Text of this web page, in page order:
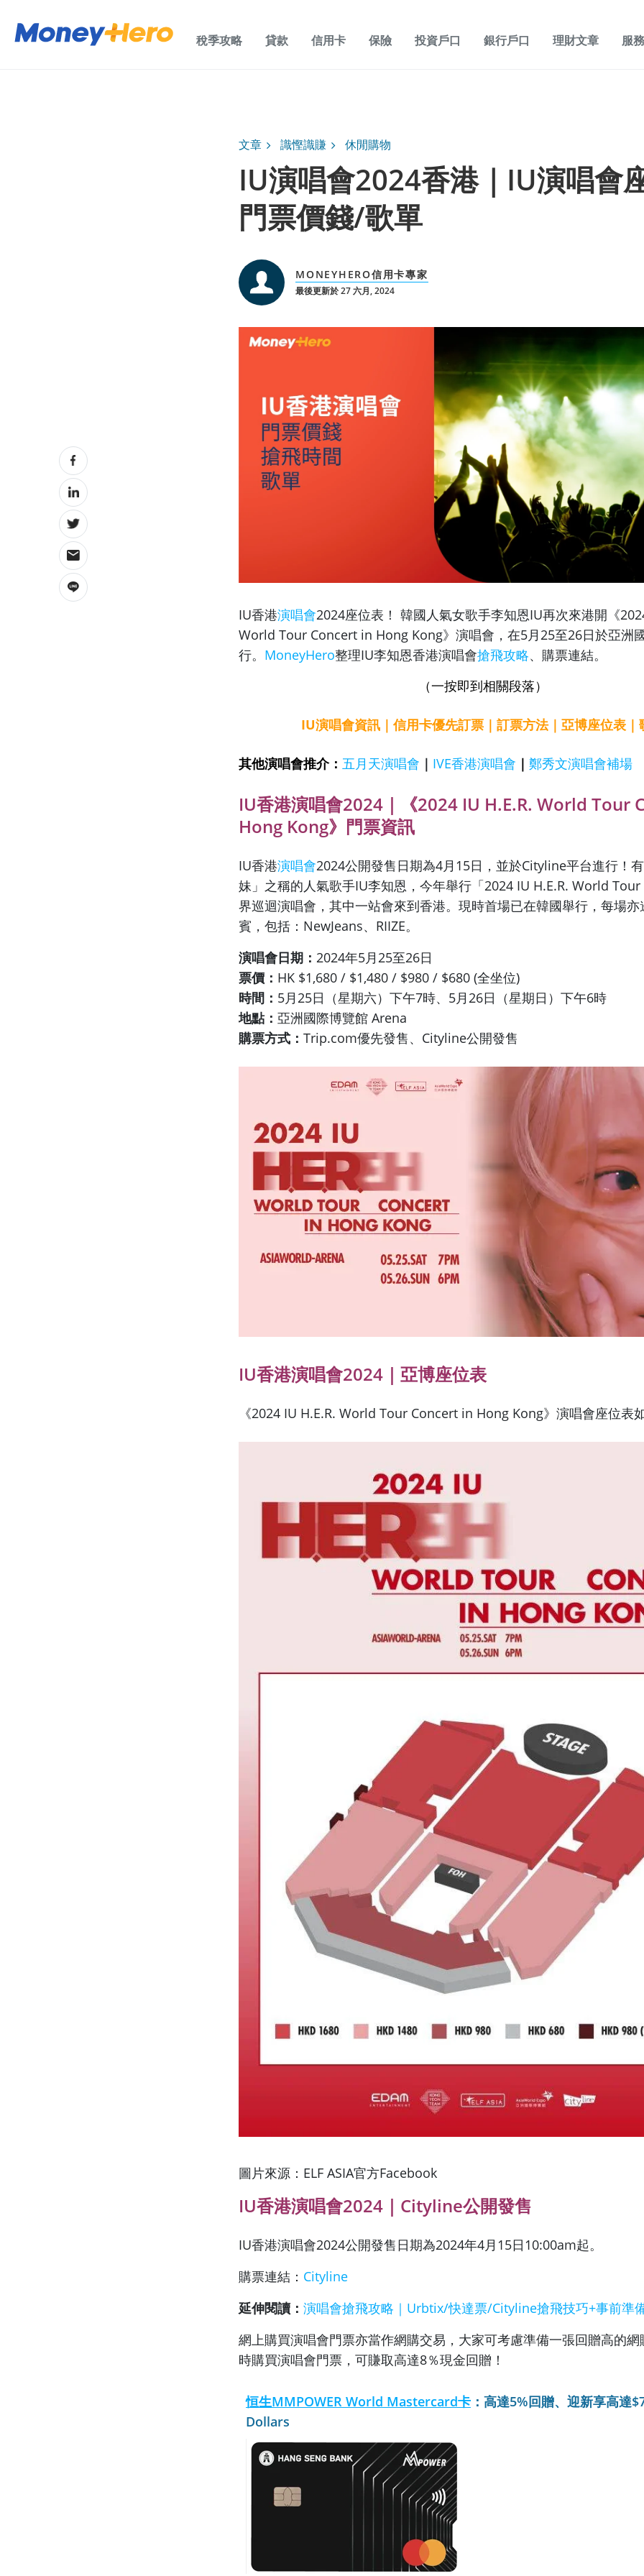
稅季攻略 貸款 信用卡 保險 投資戶口 銀行戶口 理財文章 服
文章 識慳識賺 休閒購物
IU演唱會2024香港｜IU演唱會
門票價錢/歌單
MONEYHERO信用卡專家
最後更新於 27 六月, 2024
IU香港演唱會2024座位表！ 韓國人氣女歌手李知恩IU再次來港開《
World Tour Concert in Hong Kong》演唱會， 在5月25至26日於亞洲
行。 MoneyHero整理IU李知恩香港演唱會搶飛攻略、購票連結。
（一按即到相關段落）
IU演唱會資訊 ｜ 信用卡優先訂票 ｜ 訂票方法｜ 亞博座位表 ｜
其他演唱會推介： 五月天演唱會 ｜ IVE香港演唱會 ｜ 鄭秀文演唱會補場
IU香港演唱會2024｜《2024 IU H.E.R. World Tour
Hong Kong》門票資訊
IU香港演唱會2024公開發售日期為4月15日，並於Cityline平台進行！有
妹」之稱的人氣歌手IU李知恩，今年舉行「2024 IU H.E.R. World
界巡迴演唱會，其中一站會來到香港。現時首場已在韓國舉行，每場
賓，包括：NewJeans、RIIZE。
演唱會日期： 2024年5月25至26日
票價： HK $1,680 / $1,480 / $980 / $680 (全坐位)
時間： 5月25日（星期六）下午7時、5月26日（星期日）下午6時
地點： 亞洲國際博覽館 Arena⁠
購票方式： Trip.com優先發售、Cityline公開發售
IU香港演唱會2024｜亞博座位表
《2024 IU H.E.R. World Tour Concert in Hong Kong》演唱會座位表
圖片來源：ELF ASIA官方Facebook
IU香港演唱會2024｜Cityline公開發售
IU香港演唱會2024公開發售日期為2024年4月15日10:00am起。
購票連結： Cityline
延伸閱讀： 演唱會搶飛攻略｜Urbtix/快達票/Cityline搶飛技巧+事前準
網上購買演唱會門票亦當作網購交易，大家可考慮準備一張回贈高的
時購買演唱會門票，可賺取高達8％現金回贈！
恒生MMPOWER World Mastercard卡 ：高達5%回贈、迎新享高達
Dollars